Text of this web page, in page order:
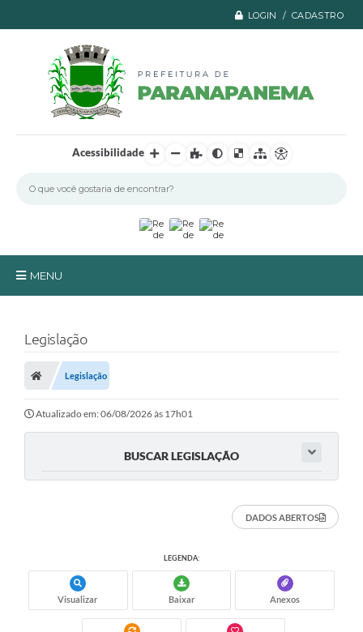
LOGIN / CADASTRO
Acessibilidade
MENU
A Prefeitura
Turismo
Transparência
Fale Conosco
Carta de Serviços
Galeria de Fotos
Legislação
Legislação
Atualizado em: 06/08/2026 às 17h01
BUSCAR LEGISLAÇÃO
DADOS ABERTOS
LEGENDA:
Visualizar Baixar Anexos